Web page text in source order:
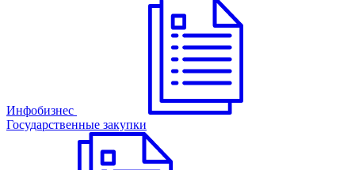
Инфобизнес
Государственные закупки